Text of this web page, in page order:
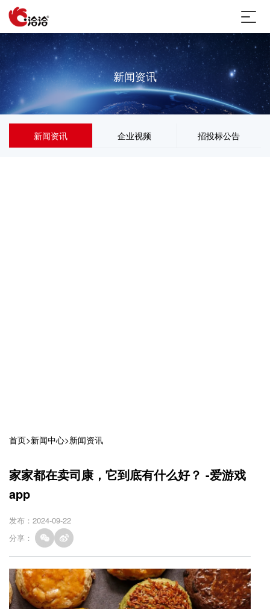
新闻资讯
新闻资讯 企业视频 招投标公告
首页>新闻中心>新闻资讯
家家都在卖司康，它到底有什么好？ -爱游戏
app
发布：2024-09-22
分享：